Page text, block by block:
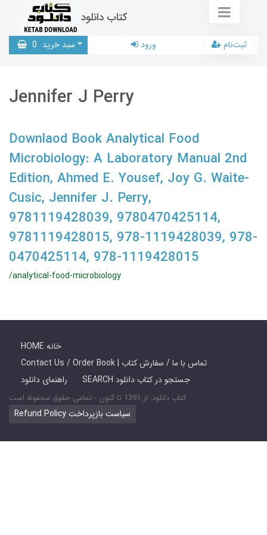
کتاب دانلود
سبد خرید 0 ورود ثبت‌نام
Jennifer J Perry
Downlaod Book Analytical Food
Microbiology: A Laboratory Manual 2nd
Edition, Ahmed E. Yousef, Joy G. Waite-
Cusic, Jennifer J. Perry,
9781119428039, 9780470425114,
9781119428015, 978-1119428039, 978-
0470425114, 978-1119428015
/analytical-food-microbiology
HOME خانه
Contact Us / Order Book | تماس با ما / سفارش کتاب
راهنمای دانلود
SEARCH جستجو در کتاب دانلود
کتاب دانلود: از 1391 تا کنون - تمامی حقوق محفوظ است
Refund Policy سیاست بازپرداخت